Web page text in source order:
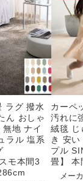
ラグ 撥水
ん おしゃ
地 ナイ
ラル 塩系
モ本間3
カーペ
汚れに
絨毯 じ
き 安
プル
畳】
メー